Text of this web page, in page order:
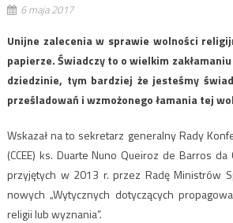
6 maja 2017
Unijne zalecenia w sprawie wolności
papierze. Świadczy to o wielkim
dziedzinie, tym bardziej że jesteśmy
prześladowań i wzmożonego łamania tej
Wskazał na to sekretarz generalny Rady
(CCEE) ks. Duarte Nuno Queiroz de Barros
przyjętych w 2013 r. przez Radę Ministrów
nowych „Wytycznych dotyczących
religii lub wyznania”.